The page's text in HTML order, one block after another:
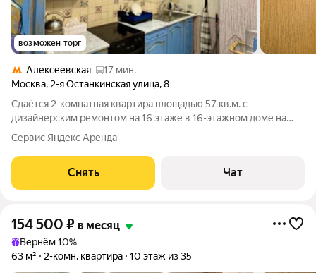
возможен торг
Алексеевская
17 мин.
Москва, 2-я Останкинская улица,8
Сдаётся 2-комнатная квартира площадью 57 кв.м. с
дизайнерским ремонтом на 16 этаже в 16-этажном доме на
срок от 11 месяцев. Из техники есть: Телевизор Духовой шкаф
Стиральная машина Холодильник Микроволновка Пылесос
Дом - панельный, окна
Сервис Яндекс Аренда
Снять Чат
154 500 ₽ в месяц
Вернём 10%
63 м²
2-комн. квартира 10 этаж из 35